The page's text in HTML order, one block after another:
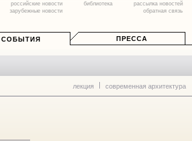
российские новости
зарубежные новости
библиотека
рассылка новостей
обратная связь
СОБЫТИЯ ПРЕССА
лекция современная архитектура